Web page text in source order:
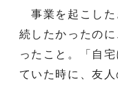
事業を起こした
続したかったの
ったこと。「自
ていた時に、友